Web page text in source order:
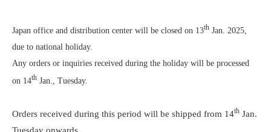
Japan office and distribution center will be closed on 13th Jan. 2025,
due to national holiday.
Any orders or inquiries received during the holiday will be processed
on 14th Jan., Tuesday.
Orders received during this period will be shipped from 14th Jan.